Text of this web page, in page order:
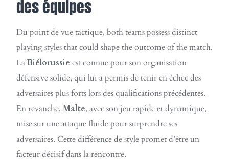
des équipes
Du point de vue tactique, both teams possess distinct
playing styles that could shape the outcome of the match.
LaBiélorussie est connue pour son organisation
défensive solide, qui lui a permis de tenir en échec des
adversaires plus forts lors des qualifications précédentes.
En revanche, Malte, avec son jeu rapide et dynamique,
mise sur une attaque fluide pour surprendre ses
adversaires. Cette différence de style promet d’être un
facteur décisif dans la rencontre.